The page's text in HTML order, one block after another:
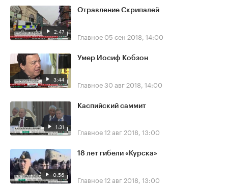
2:47
Отравление Скрипалей
Главное 05 сен 2018, 14:00
3:44
Умер Иосиф Кобзон
Главное30 авг 2018, 14:00
1:31
Каспийский саммит
Главное12 авг 2018, 13:00
0:56
18 лет гибели «Курска»
Главное12 авг 2018, 13:00